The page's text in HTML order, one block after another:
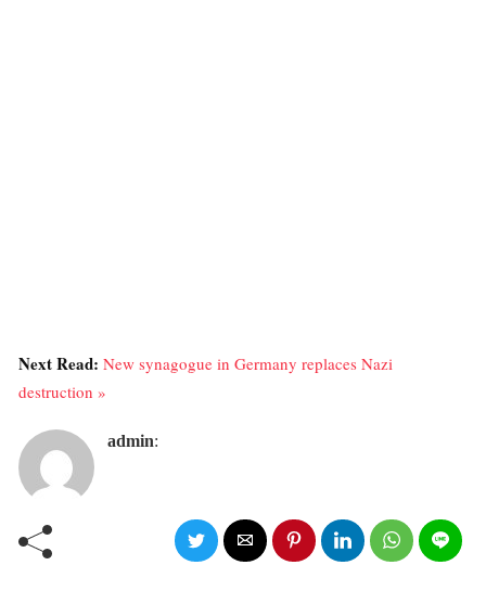
Next Read: New synagogue in Germany replaces Nazi
destruction »
admin: